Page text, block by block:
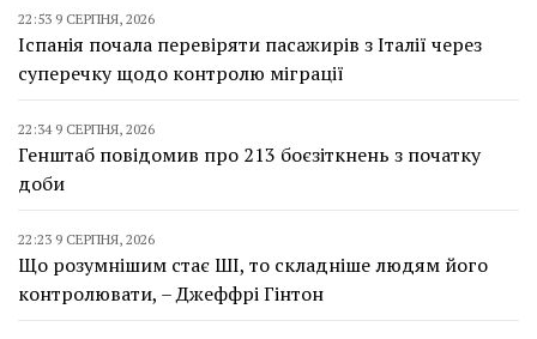
22:53 9 СЕРПНЯ, 2026
Іспанія почала перевіряти пасажирів з Італії через
суперечку щодо контролю міграції
22:34 9 СЕРПНЯ, 2026
Генштаб повідомив про 213 боєзіткнень з початку
доби
22:23 9 СЕРПНЯ, 2026
Що розумнішим стає ШІ, то складніше людям його
контролювати, – Джеффрі Гінтон